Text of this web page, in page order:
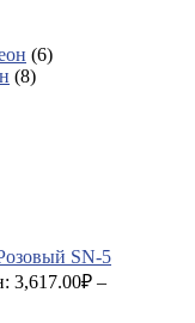
(6)
(8)
SN-5
3,617.00₽ –